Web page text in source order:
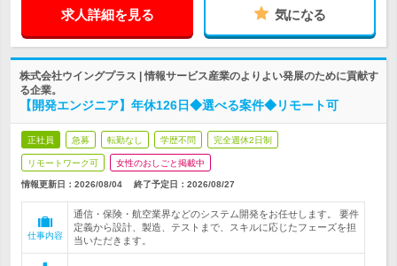
求人詳細を見る 気になる
株式会社ウイングプラス | 情報サービス産業のよりよい発展のために貢献す
る企業。
【開発エンジニア】年休126日◆選べる案件◆リモート可
正社員 急募 転勤なし 学歴不問 完全週休2日制
リモートワーク可 女性のおしごと掲載中
情報更新日：2026/08/04 終了予定日： 2026/08/27
仕事内容
通信・保険・航空業界などのシステム開発をお任せします。 要件
定義から設計、製造、テストまで、スキルに応じたフェーズを担
当いただきます。